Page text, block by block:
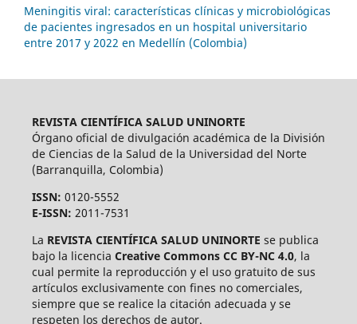
Meningitis viral: características clínicas y microbiológicas
de pacientes ingresados en un hospital universitario
entre 2017 y 2022 en Medellín (Colombia)
REVISTA CIENTÍFICA SALUD UNINORTE
Órgano oficial de divulgación académica de la División
de Ciencias de la Salud de la Universidad del Norte
(Barranquilla, Colombia)
ISSN: 0120-5552
E-ISSN: 2011-7531
La REVISTA CIENTÍFICA SALUD UNINORTE se publica
bajo la licencia Creative Commons CC BY-NC 4.0, la
cual permite la reproducción y el uso gratuito de sus
artículos exclusivamente con fines no comerciales,
siempre que se realice la citación adecuada y se
respeten los derechos de autor.